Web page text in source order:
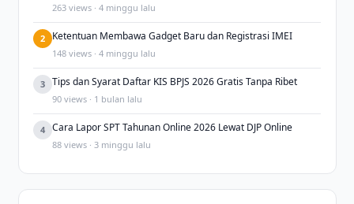
263 views · 4 minggu lalu
2 Ketentuan Membawa Gadget Baru dan Registrasi IMEI
148 views · 4 minggu lalu
3 Tips dan Syarat Daftar KIS BPJS 2026 Gratis Tanpa Ribet
90 views · 1 bulan lalu
4 Cara Lapor SPT Tahunan Online 2026 Lewat DJP Online
88 views · 3 minggu lalu